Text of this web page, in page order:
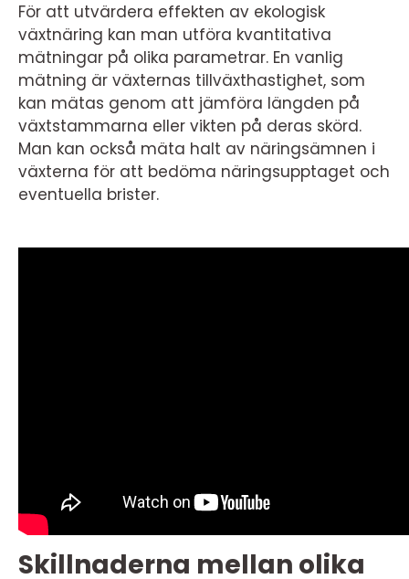
För att utvärdera effekten av ekologisk
växtnäring kan man utföra kvantitativa
mätningar på olika parametrar. En vanlig
mätning är växternas tillväxthastighet, som
kan mätas genom att jämföra längden på
växtstammarna eller vikten på deras skörd.
Man kan också mäta halt av näringsämnen i
växterna för att bedöma näringsupptaget och
eventuella brister.
Skillnaderna mellan olika